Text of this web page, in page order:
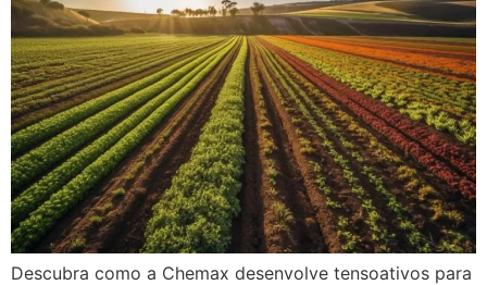
Descubra como a Chemax desenvolve tensoativos para